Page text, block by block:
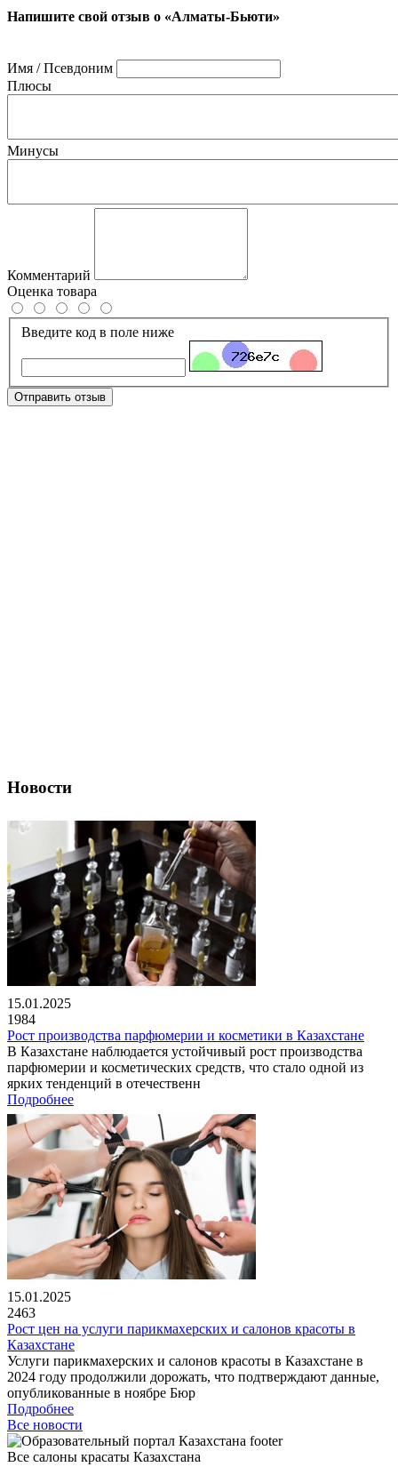
Напишите свой отзыв о «Алматы-Бьюти»
Имя / Псевдоним
Плюсы
Минусы
Комментарий
Оценка товара
Введите код в поле ниже
Отправить отзыв
Новости
15.01.2025
1984
Рост производства парфюмерии и косметики в Казахстане
В Казахстане наблюдается устойчивый рост производства
парфюмерии и косметических средств, что стало одной из
ярких тенденций в отечественн
Подробнее
15.01.2025
2463
Рост цен на услуги парикмахерских и салонов красоты в
Казахстане
Услуги парикмахерских и салонов красоты в Казахстане в
2024 году продолжили дорожать, что подтверждают данные,
опубликованные в ноябре Бюр
Подробнее
Все новости
Все салоны красаты Казахстана